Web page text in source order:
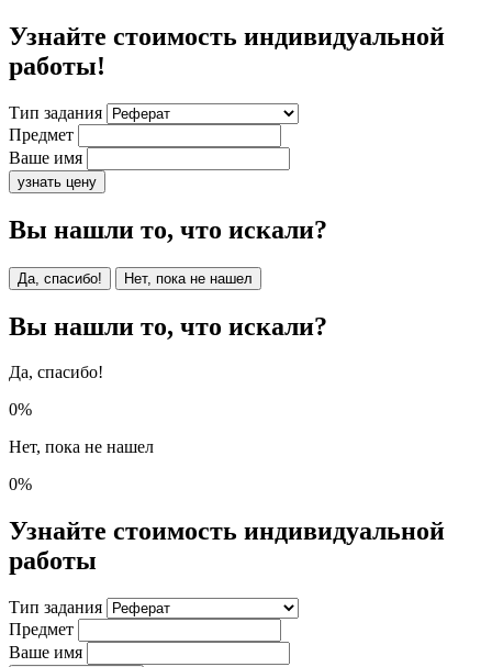
Узнайте стоимость индивидуальной
работы!
Тип задания
Предмет
Ваше имя
узнать цену
Вы нашли то, что искали?
Да, спасибо! Нет, пока не нашел
Вы нашли то, что искали?
Да, спасибо!
0%
Нет, пока не нашел
0%
Узнайте стоимость индивидуальной
работы
Тип задания
Предмет
Ваше имя